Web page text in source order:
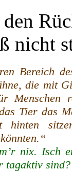
nicht
Bereich
die mit
Menschen
Tier das
hinten
nix. Isch
tagaktiv